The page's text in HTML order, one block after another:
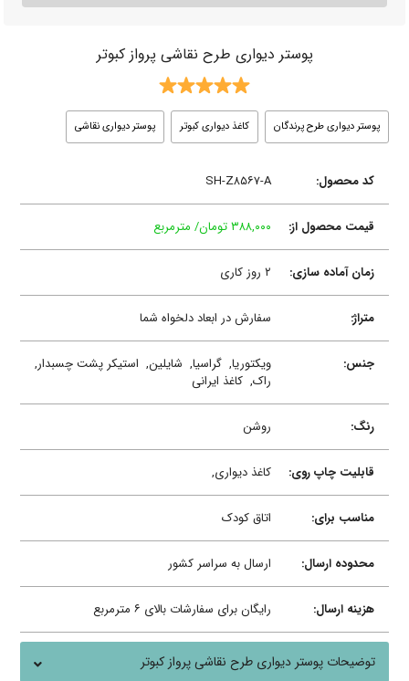
پوستر دیواری طرح نقاشی پرواز کبوتر
پوستر دیواری طرح پرندگان کاغذ دیواری کبوتر پوستر دیواری نقاشی
کد محصول: SH-Z۸۵۶۷-A
قیمت محصول از: ۳۸۸,۰۰۰ تومان/ مترمربع
زمان آماده سازی: ۲ روز کاری
متراژ: سفارش در ابعاد دلخواه شما
جنس: ویکتوریا,گراسیا, شایلین, استیکر پشت چسبدار,
راک,کاغذ ایرانی
رنگ: روشن
قابلیت چاپ روی: کاغذ دیواری,
مناسب برای: اتاق کودک
محدوده ارسال: ارسال به سراسر کشور
هزینه ارسال: رایگان برای سفارشات بالای ۶ مترمربع
توضیحات پوستر دیواری طرح نقاشی پرواز کبوتر